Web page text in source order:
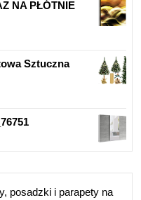
NA PŁÓTNIE
Sztuczna
posadzki i parapety na